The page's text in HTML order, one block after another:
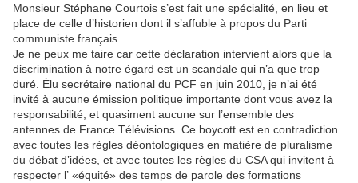
Monsieur Stéphane Courtois s’est fait une spécialité, en lieu et
place de celle d’historien dont il s’affuble à propos du Parti
communiste français.
Je ne peux me taire car cette déclaration intervient alors que la
discrimination à notre égard est un scandale qui n’a que trop
duré. Élu secrétaire national du PCF en juin 2010, je n’ai été
invité à aucune émission politique importante dont vous avez la
responsabilité, et quasiment aucune sur l’ensemble des
antennes de France Télévisions. Ce boycott est en contradiction
avec toutes les règles déontologiques en matière de pluralisme
du débat d’idées, et avec toutes les règles du CSA qui invitent à
respecter l’ «équité» des temps de parole des formations